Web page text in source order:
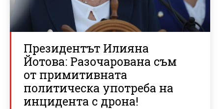
Президентът Илияна
Йотова: Разочарована съм
от примитивната
политическа употреба на
инцидента с дрона!